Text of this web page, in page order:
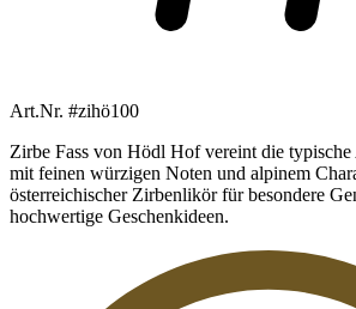
Art.Nr. #zihö100
Zirbe Fass von Hödl Hof vereint die
mit feinen würzigen Noten und alpinem
österreichischer Zirbenlikör für besondere
hochwertige Geschenkideen.